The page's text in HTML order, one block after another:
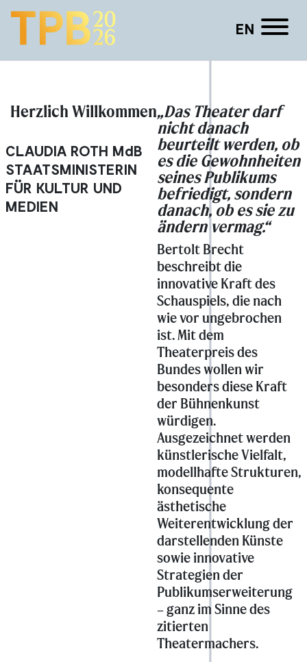
EN
Cornelius „Corny“ Littmann
Herzlich Willkommen
CLAUDIA ROTH MdB
STAATSMINISTERIN
FÜR KULTUR UND
MEDIEN
„Das Theater darf
nicht danach
beurteilt werden, ob
es die Gewohnheiten
seines Publikums
befriedigt, sondern
danach, ob es sie zu
ändern vermag.“
Bertolt Brecht
beschreibt die
innovative Kraft des
Schauspiels, die nach
wie vor ungebrochen
ist. Mit dem
Theaterpreis des
Bundes wollen wir
besonders diese Kraft
der Bühnenkunst
würdigen.
Ausgezeichnet werden
künstlerische Vielfalt,
modellhafte Strukturen,
konsequente
ästhetische
Weiterentwicklung der
darstellenden Künste
sowie innovative
Strategien der
Publikumserweiterung
– ganz im Sinne des
zitierten
Theatermachers.